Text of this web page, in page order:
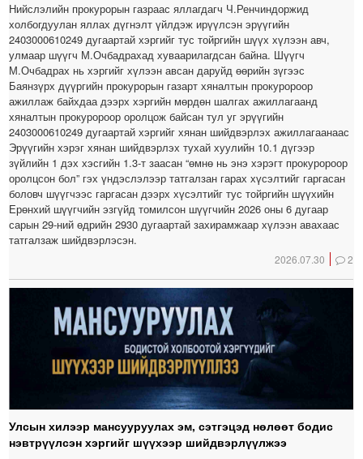
Нийслэлийн прокурорын газраас яллагдагч Ч.Ренчиндоржид
холбогдуулан яллах дүгнэлт үйлдэж ирүүлсэн эрүүгийн
2403000610249 дугаартай хэргийг тус тойргийн шүүх хүлээн авч,
улмаар шүүгч М.Очбадрахад хуваарилагдсан байна. Шүүгч
М.Очбадрах нь хэргийг хүлээн авсан даруйд өөрийн зүгээс
Баянзүрх дүүргийн прокурорын газарт хяналтын прокуророор
ажиллаж байхдаа дээрх хэргийн мөрдөн шалгах ажиллагаанд
хяналтын прокуророор оролцож байсан тул уг эрүүгийн
2403000610249 дугаартай хэргийг хянан шийдвэрлэх ажиллагаанаас
Эрүүгийн хэрэг хянан шийдвэрлэх тухай хуулийн 10.1 дүгээр
зүйлийн 1 дэх хэсгийн 1.3-т заасан “өмнө нь энэ хэрэгт прокуророор
оролцсон бол” гэх үндэслэлээр татгалзан гарах хүсэлтийг гаргасан
боловч шүүгчээс гаргасан дээрх хүсэлтийг тус тойргийн шүүхийн
Ерөнхий шүүгчийн эзгүйд томилсон шүүгчийн 2026 оны 6 дугаар
сарын 29-ний өдрийн 2930 дугаартай захирамжаар хүлээн авахаас
татгалзаж шийдвэрлэсэн.
2026.07.30 2
Улсын хилээр мансууруулах эм, сэтгэцэд нөлөөт бодис
нэвтрүүлсэн хэргийг шүүхээр шийдвэрлүүлжээ